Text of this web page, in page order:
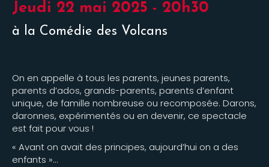
Jeudi 22 mai 2025 - 20h30
à la Comédie des Volcans
On en appelle à tous les parents, jeunes parents,
parents d’ados, grands-parents, parents d’enfant
unique, de famille nombreuse ou recomposée. Darons,
daronnes, expérimentés ou en devenir, ce spectacle
est fait pour vous !
« Avant on avait des principes, aujourd’hui on a des
enfants »…